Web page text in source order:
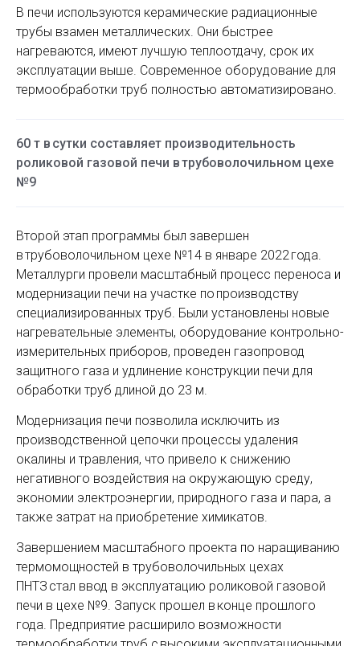
В печи используются керамические радиационные
трубы взамен металлических. Они быстрее
нагреваются, имеют лучшую теплоотдачу, срок их
эксплуатации выше. Современное оборудование для
термообработки труб полностью автоматизировано.
60 т в сутки составляет производительность
роликовой газовой печи в трубоволочильном цехе
№9
Второй этап программы был завершен
в трубоволочильном цехе №14 в январе 2022 года.
Металлурги провели масштабный процесс переноса и
модернизации печи на участке по производству
специализированных труб. Были установлены новые
нагревательные элементы, оборудование контрольно-
измерительных приборов, проведен газопровод
защитного газа и удлинение конструкции печи для
обработки труб длиной до 23 м.
Модернизация печи позволила исключить из
производственной цепочки процессы удаления
окалины и травления, что привело к снижению
негативного воздействия на окружающую среду,
экономии электроэнергии, природного газа и пара, а
также затрат на приобретение химикатов.
Завершением масштабного проекта по наращиванию
термомощностей в трубоволочильных цехах
ПНТЗ стал ввод в эксплуатацию роликовой газовой
печи в цехе №9. Запуск прошел в конце прошлого
года. Предприятие расширило возможности